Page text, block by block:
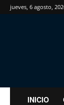
jueves, 6 agosto,
INICIO